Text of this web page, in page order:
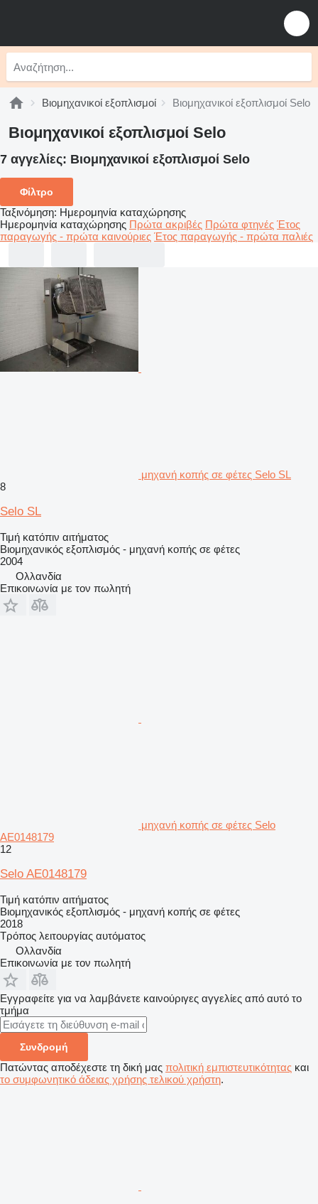
Βιομηχανικοί εξοπλισμοί Βιομηχανικοί εξοπλισμοί Selo
Βιομηχανικοί εξοπλισμοί Selo
7 αγγελίες: Βιομηχανικοί εξοπλισμοί Selo
Φίλτρο
Ταξινόμηση: Ημερομηνία καταχώρησης
Ημερομηνία καταχώρησης Πρώτα ακριβές Πρώτα φτηνές Έτος
παραγωγής - πρώτα καινούριες Έτος παραγωγής - πρώτα παλιές
μηχανή κοπής σε φέτες Selo SL
8
Selo SL
Τιμή κατόπιν αιτήματος
Βιομηχανικός εξοπλισμός - μηχανή κοπής σε φέτες
2004
Ολλανδία
Επικοινωνία με τον πωλητή
μηχανή κοπής σε φέτες Selo
AE0148179
12
Selo AE0148179
Τιμή κατόπιν αιτήματος
Βιομηχανικός εξοπλισμός - μηχανή κοπής σε φέτες
2018
Τρόπος λειτουργίας αυτόματος
Ολλανδία
Επικοινωνία με τον πωλητή
Εγγραφείτε για να λαμβάνετε καινούριγες αγγελίες από αυτό το
τμήμα
Συνδρομή
Πατώντας αποδέχεστε τη δική μας πολιτική εμπιστευτικότητας και
το συμφωνητικό άδειας χρήσης τελικού χρήστη.